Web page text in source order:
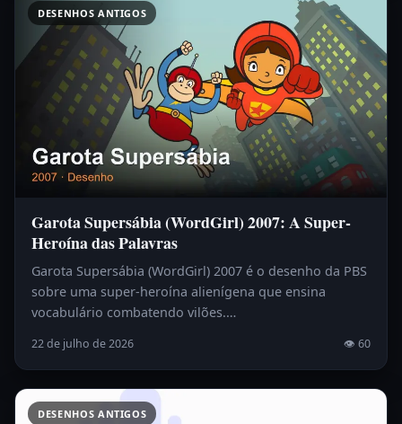
DESENHOS ANTIGOS
Garota Supersábia (WordGirl) 2007: A Super-
Heroína das Palavras
Garota Supersábia (WordGirl) 2007 é o desenho da PBS
sobre uma super-heroína alienígena que ensina
vocabulário combatendo vilões.…
22 de julho de 2026 👁 60
DESENHOS ANTIGOS